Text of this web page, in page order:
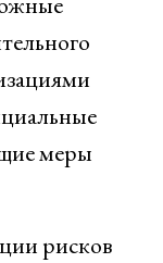
меры
рисков